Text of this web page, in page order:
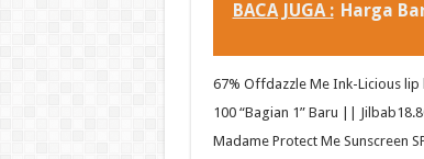
BACA JUGA : Harga
67% Offdazzle Me Ink-Licious lip
100 “Bagian 1” Baru ||
Madame Protect Me Sunscreen